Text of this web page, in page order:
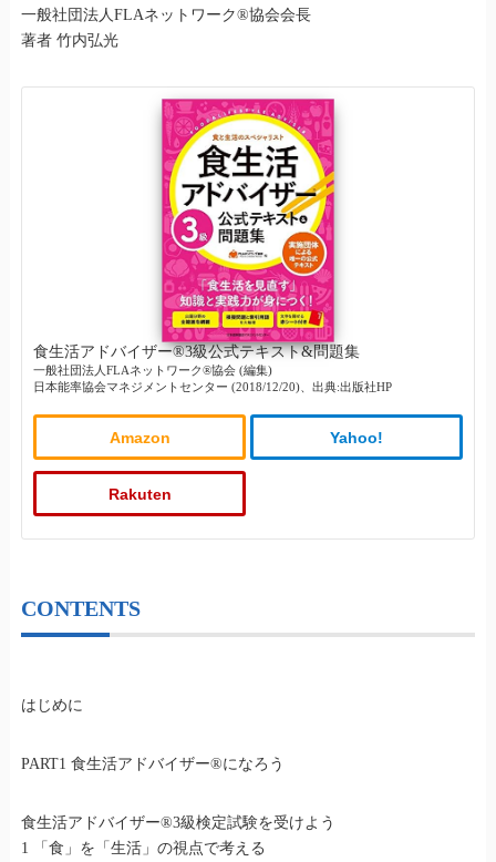
一般社団法人FLAネットワーク®協会会長
著者 竹内弘光
食生活アドバイザー®3級公式テキスト&問題集
一般社団法人FLAネットワーク®協会 (編集)
日本能率協会マネジメントセンター (2018/12/20)、出典:出版社HP
Amazon Yahoo!
Rakuten
CONTENTS
はじめに
PART1 食生活アドバイザー®︎になろう
食生活アドバイザー®3級検定試験を受けよう
1 「食」を「生活」の視点で考える